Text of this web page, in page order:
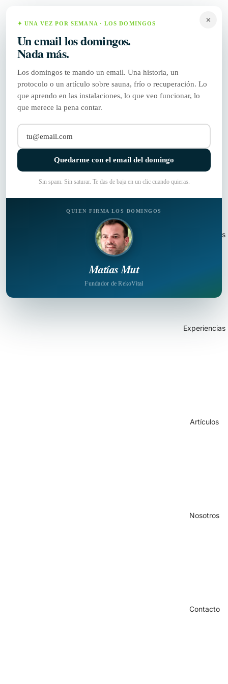
Formaciones
Experiencias
Artículos
Nosotros
Contacto
✕
✦ UNA VEZ POR SEMANA · LOS DOMINGOS
Un email los domingos.
Nada más.
Los domingos te mando un email. Una historia, un
protocolo o un artículo sobre sauna, frío o recuperación. Lo
que aprendo en las instalaciones, lo que veo funcionar, lo
que merece la pena contar.
Quedarme con el email del domingo
Sin spam. Sin saturar. Te das de baja en un clic cuando quieras.
QUIEN FIRMA LOS DOMINGOS
Matías Mut
Fundador de RekoVital